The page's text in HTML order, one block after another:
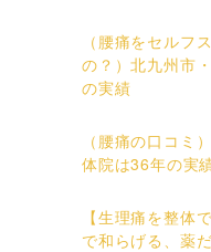
（腰痛をセルフ
の？）北九州市
の実績
（腰痛の口コミ
体院は36年の実
【生理痛を整体
で和らげる、薬